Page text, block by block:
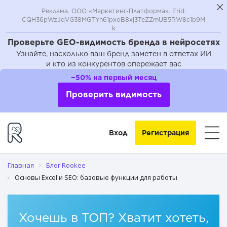
Проверьте GEO-видимость бренда в нейросетях
Узнайте, насколько ваш бренд заметен в ответах ИИ
и кто из конкурентов опережает вас
Реклама. ООО «Маркетинг-Платформа». Erid:
CQH36pWzJqVG38MGTYn61pxoB8xj3TeZZmUB5RW8c1b9M
k
−50% на первый месяц
Проверить видимость
Вход Регистрация
Главная
Блог Rookee
Основы Excel и SEO: базовые функции для работы
Хочешь в ТОП? Хватит хотеть,
Исходный файл
Работа с таблицами
Выделение дублей или уникальных значений
Удаление повторяющихся значений